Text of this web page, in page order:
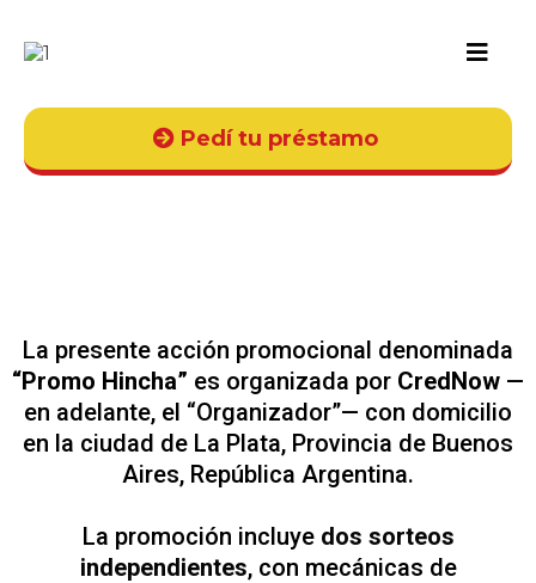
Pedí tu préstamo
La presente acción promocional denominada
“Promo Hincha” es organizada por CredNow —
en adelante, el “Organizador”— con domicilio
en la ciudad de La Plata, Provincia de Buenos
Aires, República Argentina.
La promoción incluye dos sorteos
independientes, con mecánicas de